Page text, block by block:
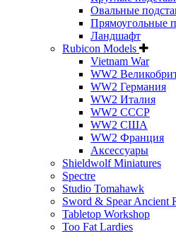
Овальные
Прямоугольные
Ландшафт
Rubicon Models
Vietnam War
WW2
WW2 Германия
WW2 Италия
WW2 СССР
WW2 США
WW2 Франция
Аксессуары
Shieldwolf Miniatures
Spectre
Studio Tomahawk
Sword & Spear Ancient
Tabletop Workshop
Too Fat Lardies